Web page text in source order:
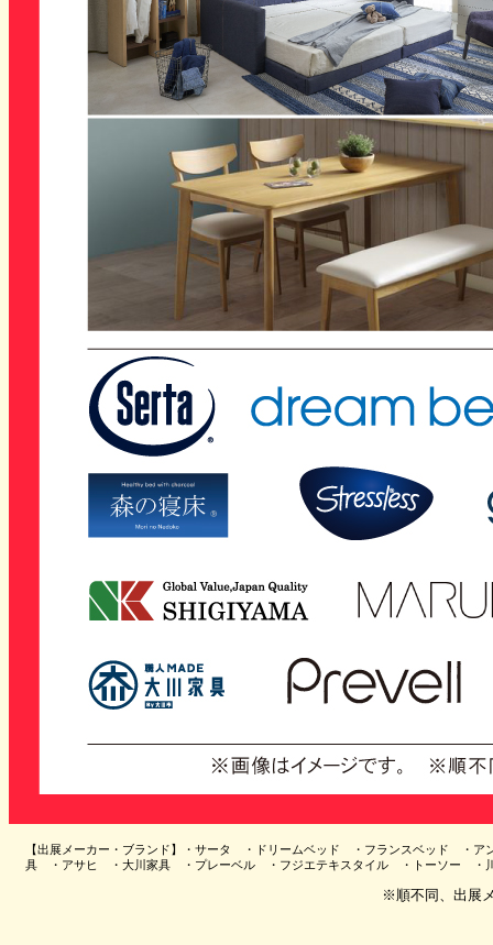
【出展メーカー・ブランド】・サータ ・ドリームベッド ・フランスベッド
具 ・アサヒ ・大川家具 ・プレーベル ・フジエテキスタイル ・トーソー
※順不同、出展